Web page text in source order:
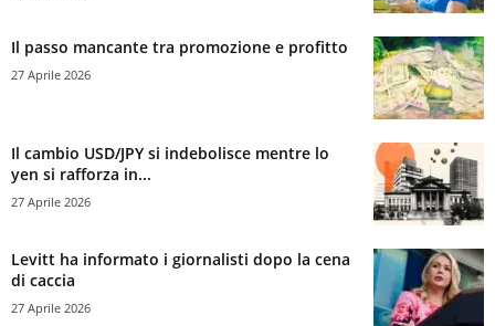
Il passo mancante tra promozione e profitto
27 Aprile 2026
Il cambio USD/JPY si indebolisce mentre lo
yen si rafforza in...
27 Aprile 2026
Levitt ha informato i giornalisti dopo la cena
di caccia
27 Aprile 2026